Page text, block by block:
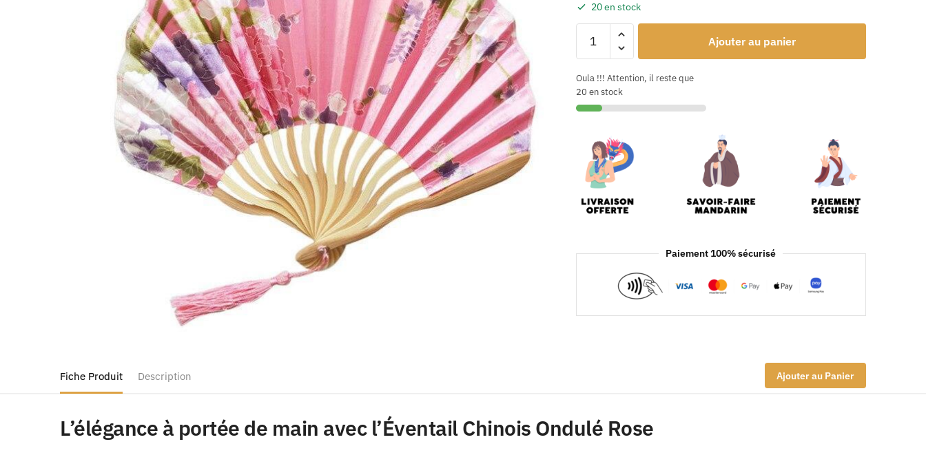
20 en stock
Ajouter au panier
Oula !!! Attention, il reste que
20 en stock
Paiement 100% sécurisé
Fiche Produit Description Ajouter au Panier
L’élégance à portée de main avec l’Éventail Chinois Ondulé Rose